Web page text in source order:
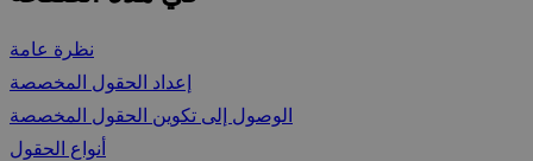
نظرة عامة
إعداد الحقول المخصصة
الوصول إلى تكوين الحقول المخصصة
أنواع الحقول